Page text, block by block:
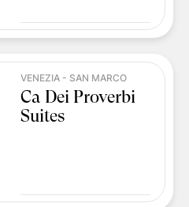
VENEZIA - SAN MARCO
Ca Dei Proverbi
Suites